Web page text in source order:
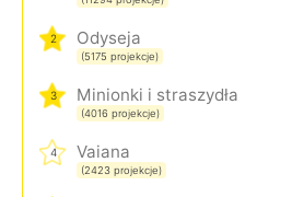
2 Odyseja
(5175 projekcje)
3 Minionki i straszydła
(4016 projekcje)
4 Vaiana
(2423 projekcje)